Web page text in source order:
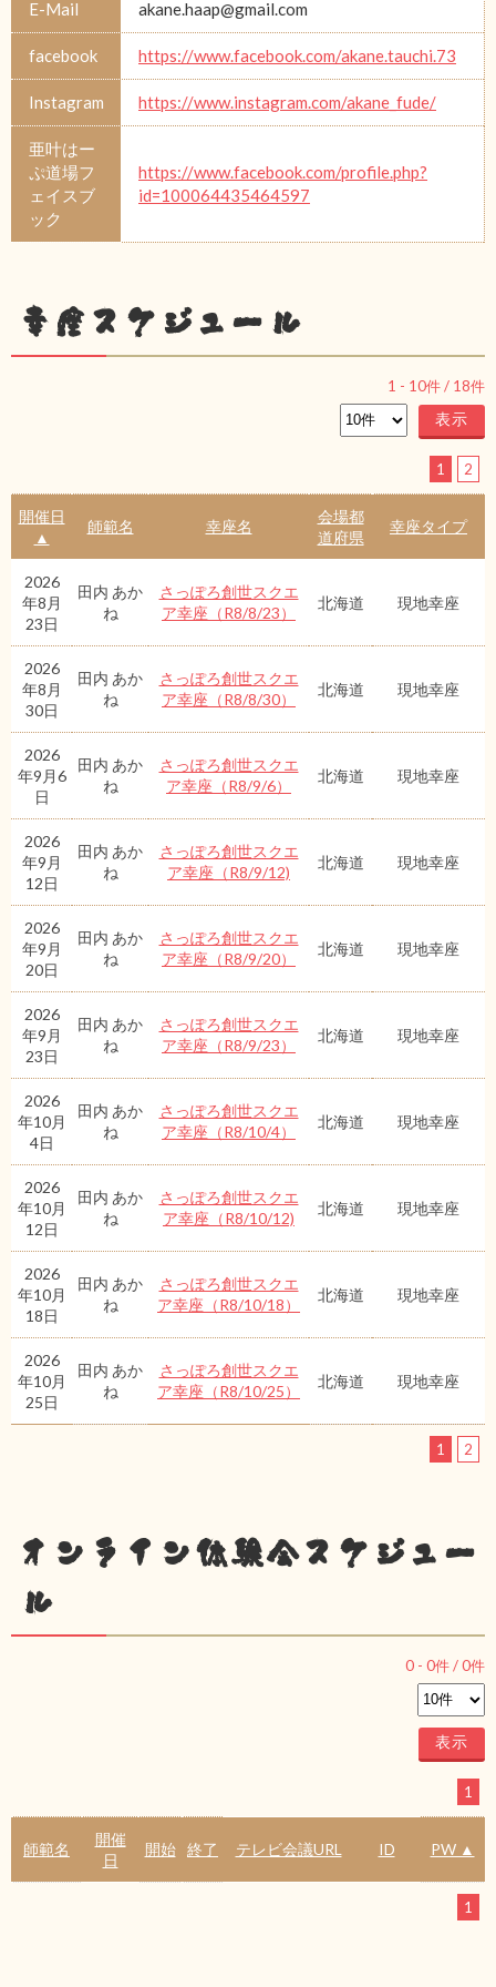
E-Mail akane.haap@gmail.com
facebook https://www.facebook.com/akane.tauchi.73
Instagram https://www.instagram.com/akane_fude/
亜叶はー
ぷ道場フ
ェイスブ
ック
https://www.facebook.com/profile.php?
id=100064435464597
幸座スケジュール
1 - 10件 / 18件
1 2
開催日
▲
師範名 幸座名
会場都
道府県
幸座タイプ
2026
年8月
23日
田内 あか
ね
さっぽろ創世スクエ
ア幸座（R8/8/23）
北海道 現地幸座
2026
年8月
30日
田内 あか
ね
さっぽろ創世スクエ
ア幸座（R8/8/30）
北海道 現地幸座
2026
年9月6
日
田内 あか
ね
さっぽろ創世スクエ
ア幸座（R8/9/6）
北海道 現地幸座
2026
年9月
12日
田内 あか
ね
さっぽろ創世スクエ
ア幸座（R8/9/12)
北海道 現地幸座
2026
年9月
20日
田内 あか
ね
さっぽろ創世スクエ
ア幸座（R8/9/20）
北海道 現地幸座
2026
年9月
23日
田内 あか
ね
さっぽろ創世スクエ
ア幸座（R8/9/23）
北海道 現地幸座
2026
年10月
4日
田内 あか
ね
さっぽろ創世スクエ
ア幸座（R8/10/4）
北海道 現地幸座
2026
年10月
12日
田内 あか
ね
さっぽろ創世スクエ
ア幸座（R8/10/12)
北海道 現地幸座
2026
年10月
18日
田内 あか
ね
さっぽろ創世スクエ
ア幸座（R8/10/18）
北海道 現地幸座
2026
年10月
25日
田内 あか
ね
さっぽろ創世スクエ
ア幸座（R8/10/25）
北海道 現地幸座
1 2
オンライン体験会スケジュー
ル
0 - 0件 /0件
1
師範名
開催
日
開始 終了 テレビ会議URL ID PW ▲
1